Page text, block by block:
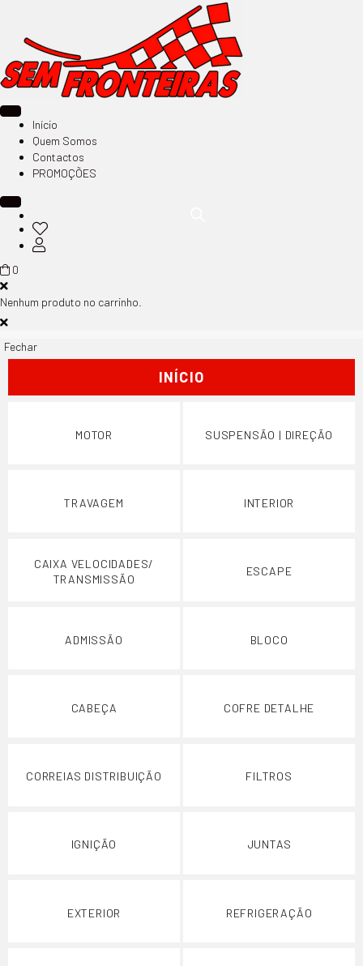
Início
Quem Somos
Contactos
PROMOÇÕES
0
Nenhum produto no carrinho.
Fechar
INÍCIO
MOTOR SUSPENSÃO | DIREÇÃO
TRAVAGEM INTERIOR
CAIXA VELOCIDADES/
TRANSMISSÃO
ESCAPE
ADMISSÃO BLOCO
CABEÇA COFRE DETALHE
CORREIAS DISTRIBUIÇÃO FILTROS
IGNIÇÃO JUNTAS
EXTERIOR REFRIGERAÇÃO